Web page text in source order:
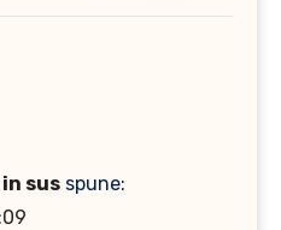
sus spune: